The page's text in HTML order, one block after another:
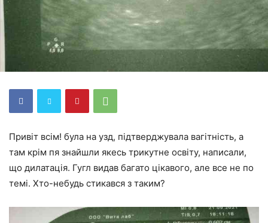
Привіт всім! була на узд, підтверджувала вагітність, а
там крім пя знайшли якесь трикутне освіту, написали,
що дилатація. Гугл видав багато цікавого, але все не по
темі. Хто-небудь стикався з таким?